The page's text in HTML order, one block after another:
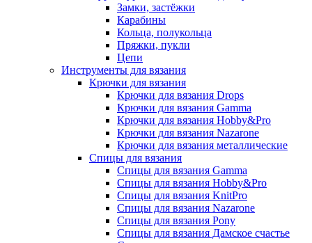
Замки, застёжки
Карабины
Кольца, полукольца
Пряжки, пукли
Цепи
Инструменты для вязания
Крючки для вязания
Крючки для вязания Drops
Крючки для вязания Gamma
Крючки для вязания Hobby&Pro
Крючки для вязания Nazarone
Крючки для вязания металлические
Спицы для вязания
Спицы для вязания Gamma
Спицы для вязания Hobby&Pro
Спицы для вязания KnitPro
Спицы для вязания Nazarone
Спицы для вязания Pony
Спицы для вязания Дамское счастье